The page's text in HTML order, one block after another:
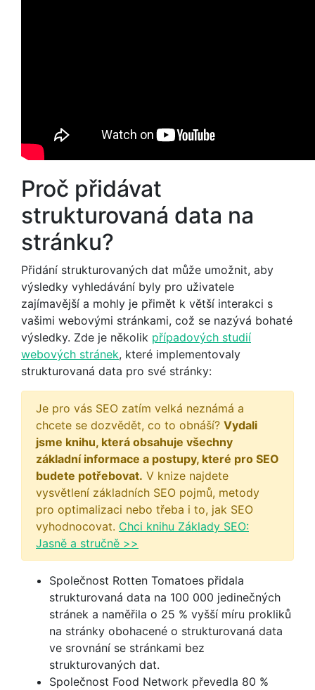
Proč přidávat
strukturovaná data na
stránku?
Přidání strukturovaných dat může umožnit, aby
výsledky vyhledávání byly pro uživatele
zajímavější a mohly je přimět k větší interakci s
vašimi webovými stránkami, což se nazývá bohaté
výsledky. Zde je několik případových studií
webových stránek, které implementovaly
strukturovaná data pro své stránky:
Je pro vás SEO zatím velká neznámá a
chcete se dozvědět, co to obnáší? Vydali
jsme knihu, která obsahuje všechny
základní informace a postupy, které pro SEO
budete potřebovat. V knize najdete
vysvětlení základních SEO pojmů, metody
pro optimalizaci nebo třeba i to, jak SEO
vyhodnocovat. Chci knihu Základy SEO:
Jasně a stručně >>
Společnost Rotten Tomatoes přidala
strukturovaná data na 100 000 jedinečných
stránek a naměřila o 25 % vyšší míru prokliků
na stránky obohacené o strukturovaná data
ve srovnání se stránkami bez
strukturovaných dat.
Společnost Food Network převedla 80 %